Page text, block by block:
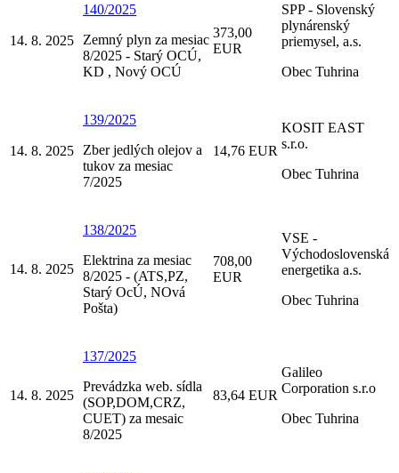
14. 8. 2025
140/2025
Zemný plyn za mesiac
8/2025 - Starý OCÚ,
KD , Nový OCÚ
373,00
EUR
SPP - Slovenský
plynárenský
priemysel, a.s.
Obec Tuhrina
14. 8. 2025
139/2025
Zber jedlých olejov a
tukov za mesiac
7/2025
14,76 EUR
KOSIT EAST
s.r.o.
Obec Tuhrina
14. 8. 2025
138/2025
Elektrina za mesiac
8/2025 - (ATS,PZ,
Starý OcÚ, NOvá
Pošta)
708,00
EUR
VSE -
Východoslovenská
energetika a.s.
Obec Tuhrina
14. 8. 2025
137/2025
Prevádzka web. sídla
(SOP,DOM,CRZ,
CUET) za mesaic
8/2025
83,64 EUR
Galileo
Corporation s.r.o
Obec Tuhrina